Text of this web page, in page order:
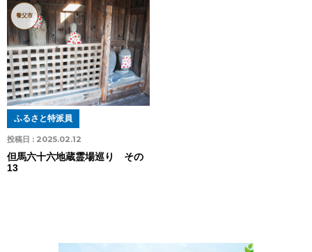
養父市
投稿日 : 2025.02.12
ふるさと特派員
但馬六十六地蔵霊場巡り その
13